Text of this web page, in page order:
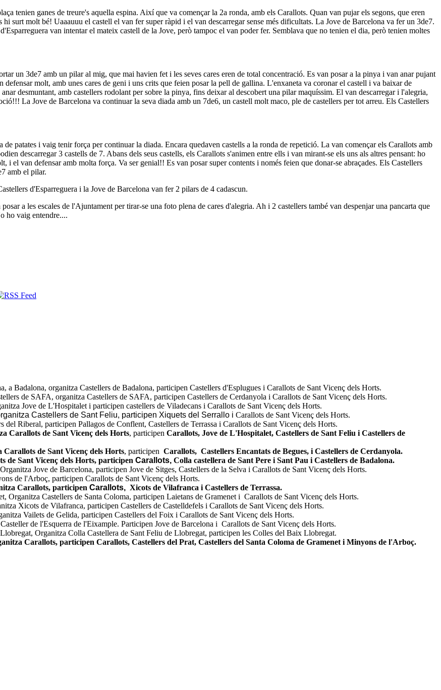
tenien ganes de treure's aquella espina. Així que va començar la 2a ronda, amb els Carallots. Quan van pujar els segons, que eren
surt molt bé! Uaaauuu el castell el van fer super ràpid i el van descarregar sense més dificultats. La Jove de Barcelona va fer un 3de7.
van intentar el mateix castell de la Jove, però tampoc el van poder fer. Semblava que no tenien el dia, però tenien moltes
un 3de7 amb un pilar al mig, que mai havien fet i les seves cares eren de total concentració. Es van posar a la pinya i van anar pujant
molt, amb unes cares de geni i uns crits que feien posar la pell de gallina. L'enxaneta va coronar el castell i va baixar de
desmuntant, amb castellers rodolant per sobre la pinya, fins deixar al descobert una pilar maquíssim. El van descarregar i l'alegria,
La Jove de Barcelona va continuar la seva diada amb un 7de6, un castell molt maco, ple de castellers per tot arreu. Els Castellers
de patates i vaig tenir força per continuar la diada. Encara quedaven castells a la ronda de repetició. La van començar els Carallots amb
descarregar 3 castells de 7. Abans dels seus castells, els Carallots s'animen entre ells i van mirant-se els uns als altres pensant: ho
el van defensar amb molta força. Va ser genial!! Es van posar super contents i només feien que donar-se abraçades. Els Castellers
amb el pilar.
d'Esparreguera i la Jove de Barcelona van fer 2 pilars de 4 cadascun.
a les escales de l'Ajuntament per tirar-se una foto plena de cares d'alegria. Ah i 2 castellers també van despenjar una pancarta que
ho vaig entendre....
a Badalona, organitza Castellers de Badalona, participen Castellers d'Esplugues i Carallots de Sant Vicenç dels Horts.
de SAFA, organitza Castellers de SAFA, participen Castellers de Cerdanyola i Carallots de Sant Vicenç dels Horts.
Jove de L'Hospitalet i participen castellers de Viladecans i Carallots de Sant Vicenç dels Horts.
Castellers de Sant Feliu, participen Xiquets del Serrallo i Carallots de Sant Vicenç dels Horts.
Riberal, participen Pallagos de Conflent, Castellers de Terrassa i Carallots de Sant Vicenç dels Horts.
Carallots de Sant Vicenç dels Horts, participen Carallots, Jove de L'Hospitalet, Castellers de Sant Feliu i Castellers de
Carallots de Sant Vicenç dels Horts, participen Carallots, Castellers Encantats de Begues, i Castellers de Cerdanyola.
de Sant Vicenç dels Horts, participen Carallots, Colla castellera de Sant Pere i Sant Pau i Castellers de Badalona.
Jove de Barcelona, participen Jove de Sitges, Castellers de la Selva i Carallots de Sant Vicenç dels Horts.
de l'Arboç, participen Carallots de Sant Vicenç dels Horts.
Carallots, participen Carallots, Xicots de Vilafranca i Castellers de Terrassa.
Organitza Castellers de Santa Coloma, participen Laietans de Gramenet i Carallots de Sant Vicenç dels Horts.
Xicots de Vilafranca, participen Castellers de Castelldefels i Carallots de Sant Vicenç dels Horts.
Vailets de Gelida, participen Castellers del Foix i Carallots de Sant Vicenç dels Horts.
de l'Esquerra de l'Eixample. Participen Jove de Barcelona i Carallots de Sant Vicenç dels Horts.
Organitza Colla Castellera de Sant Feliu de Llobregat, participen les Colles del Baix Llobregat.
Carallots, participen Carallots, Castellers del Prat, Castellers del Santa Coloma de Gramenet i Minyons de l'Arboç.